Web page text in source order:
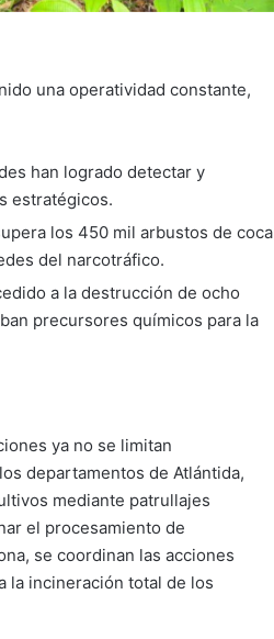
una operatividad constante,
han logrado detectar y
estratégicos.
los 450 mil arbustos de coca
del narcotráfico.
a la destrucción de ocho
precursores químicos para la
ya no se limitan
departamentos de Atlántida,
mediante patrullajes
el procesamiento de
se coordinan las acciones
la incineración total de los